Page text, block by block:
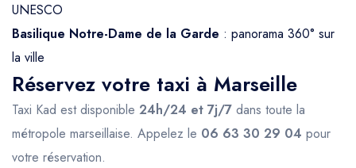
UNESCO
Basilique Notre-Dame de la Garde : panorama 360° sur
la ville
Réservez votre taxi à Marseille
Taxi Kad est disponible 24h/24 et 7j/7 dans toute la
métropole marseillaise. Appelez le 06 63 30 29 04 pour
votre réservation.